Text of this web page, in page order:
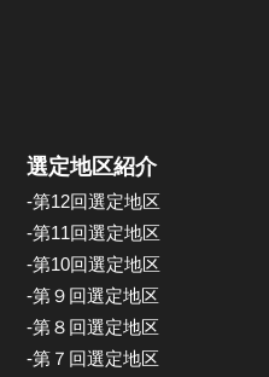
選定地区紹介
-第12回選定地区
-第11回選定地区
-第10回選定地区
-第９回選定地区
-第８回選定地区
-第７回選定地区